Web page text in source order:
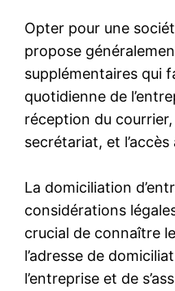
Opter pour une
propose
supplémentaires qui
quotidienne de
réception du
secrétariat, et
La domiciliation
considérations
crucial de connaître
l’adresse de
l’entreprise et de